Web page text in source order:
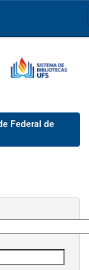
Federal de